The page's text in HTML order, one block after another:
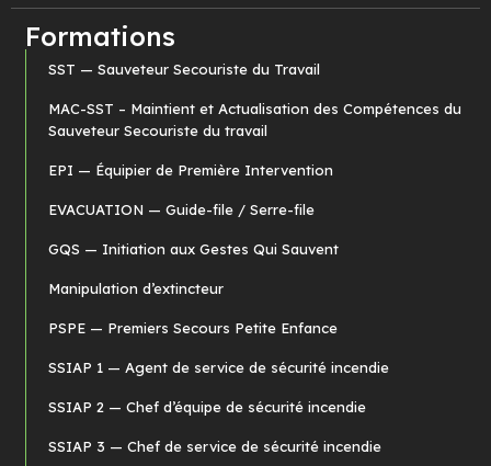
Formations
SST — Sauveteur Secouriste du Travail
MAC-SST – Maintient et Actualisation des Compétences du
Sauveteur Secouriste du travail
EPI — Équipier de Première Intervention
EVACUATION — Guide-file / Serre-file
GQS — Initiation aux Gestes Qui Sauvent
Manipulation d’extincteur
PSPE — Premiers Secours Petite Enfance
SSIAP 1 — Agent de service de sécurité incendie
SSIAP 2 — Chef d’équipe de sécurité incendie
SSIAP 3 — Chef de service de sécurité incendie